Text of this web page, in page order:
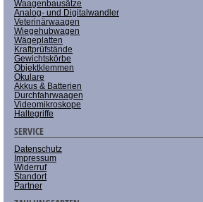
Waagenbausätze
Analog- und Digitalwandler
Veterinärwaagen
Wiegehubwagen
Wägeplatten
Kraftprüfstände
Gewichtskörbe
Objektklemmen
Okulare
Akkus & Batterien
Durchfahrwaagen
Videomikroskope
Haltegriffe
SERVICE
Datenschutz
Impressum
Widerruf
Standort
Partner